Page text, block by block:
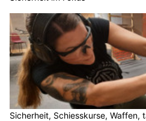
Sicherheit, Schiesskurse, Waffen,